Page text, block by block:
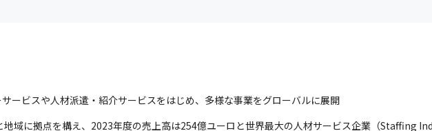
ービスや人材派遣・紹介サービスをはじめ、多様な事業をグローバルに展開
域に拠点を構え、2023年度の売上高は254億ユーロと世界最大の人材サービス企業（Staffing